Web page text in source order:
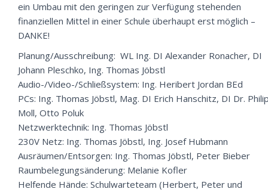
ein Umbau mit den geringen zur Verfügung stehenden
finanziellen Mittel in einer Schule überhaupt erst möglich –
DANKE!
Planung/Ausschreibung: WL Ing. DI Alexander Ronacher, DI
Johann Pleschko, Ing. Thomas Jöbstl
Audio-/Video-/Schließsystem: Ing. Heribert Jordan BEd
PCs: Ing. Thomas Jöbstl, Mag. DI Erich Hanschitz, DI Dr.
Moll, Otto Poluk
Netzwerktechnik: Ing. Thomas Jöbstl
230V Netz: Ing. Thomas Jöbstl, Ing. Josef Hubmann
Ausräumen/Entsorgen: Ing. Thomas Jöbstl, Peter Bieber
Raumbelegungsänderung: Melanie Kofler
Helfende Hände: Schulwarteteam (Herbert, Peter und